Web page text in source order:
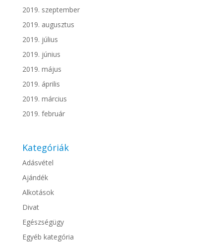
2019. szeptember
2019. augusztus
2019. július
2019. június
2019. május
2019. április
2019. március
2019. február
Kategóriák
Adásvétel
Ajándék
Alkotások
Divat
Egészségügy
Egyéb kategória